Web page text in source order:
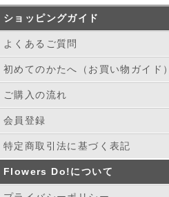
ショッピングガイド
よくあるご質問
初めてのかたへ（お買い物ガイド）
ご購入の流れ
会員登録
特定商取引法に基づく表記
Flowers Do!について